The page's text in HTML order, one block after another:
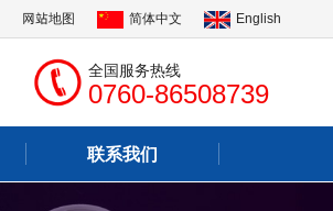
English
简体中文
网站地图
全国服务热线
0760-86508739
联系我们